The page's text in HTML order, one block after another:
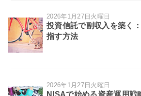
2026年1月27日火曜日
投資信託で副収入を築く
指す方法
2026年1月27日火曜日